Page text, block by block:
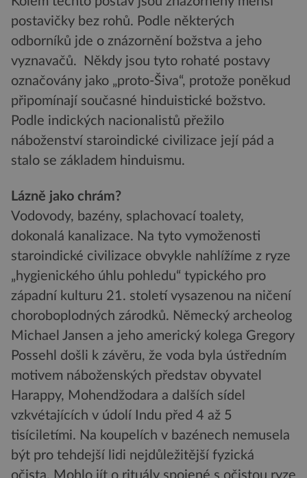
postavičky bez rohů. Podle některých
odborníků jde o znázornění božstva a jeho
vyznavačů. Někdy jsou tyto rohaté postavy
označovány jako „proto-Šiva“, protože poněkud
připomínají současné hinduistické božstvo.
Podle indických nacionalistů přežilo
náboženství staroindické civilizace její pád a
stalo se základem hinduismu.
Lázně jako chrám?
Vodovody, bazény, splachovací toalety,
dokonalá kanalizace. Na tyto vymoženosti
staroindické civilizace obvykle nahlížíme z ryze
„hygienického úhlu pohledu“ typického pro
západní kulturu 21. století vysazenou na ničení
choroboplodných zárodků. Německý archeolog
Michael Jansen a jeho americký kolega Gregory
Possehl došli k závěru, že voda byla ústředním
motivem náboženských představ obyvatel
Harappy, Mohendžodara a dalších sídel
vzkvétajících v údolí Indu před 4 až 5
tisíciletími. Na koupelích v bazénech nemusela
být pro tehdejší lidi nejdůležitější fyzická
očista. Mohlo jít o rituály spojené s očistou ryze